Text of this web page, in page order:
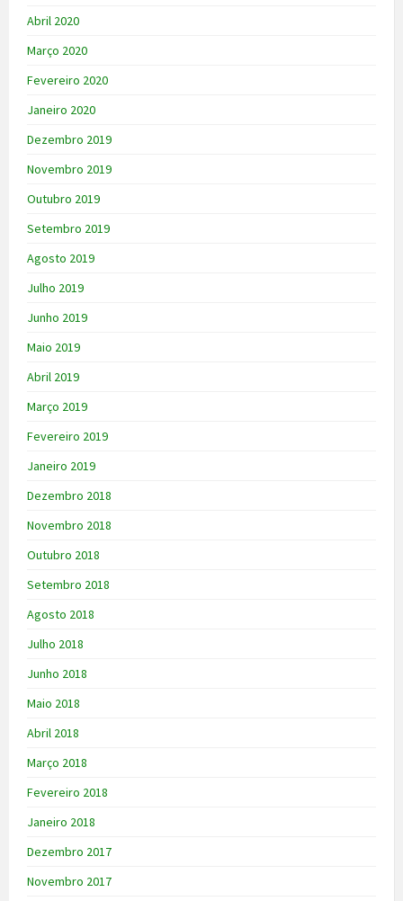
Abril 2020
Março 2020
Fevereiro 2020
Janeiro 2020
Dezembro 2019
Novembro 2019
Outubro 2019
Setembro 2019
Agosto 2019
Julho 2019
Junho 2019
Maio 2019
Abril 2019
Março 2019
Fevereiro 2019
Janeiro 2019
Dezembro 2018
Novembro 2018
Outubro 2018
Setembro 2018
Agosto 2018
Julho 2018
Junho 2018
Maio 2018
Abril 2018
Março 2018
Fevereiro 2018
Janeiro 2018
Dezembro 2017
Novembro 2017